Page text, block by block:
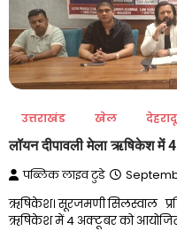
उत्तराखंड खेल
लॉयन दीपावली मेला ऋषिकेश में
पब्लिक लाइव टुडे
ऋषिकेश। सूरजमणी सिलस्वाल
ऋषिकेश में 4 अक्टूबर को आयोजित